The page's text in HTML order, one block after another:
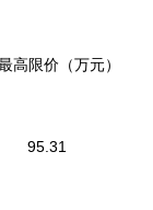
（万元）
护服务 95.31